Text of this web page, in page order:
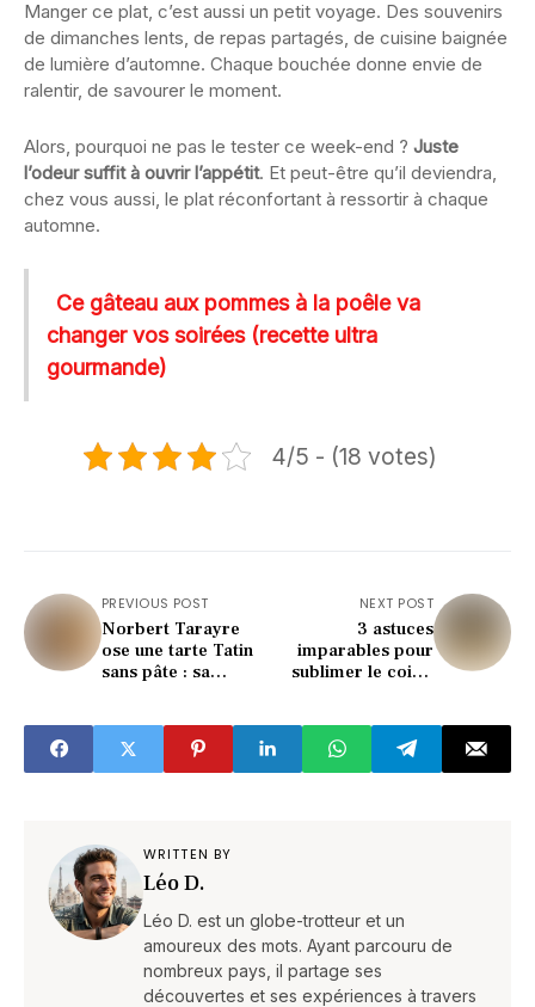
Manger ce plat, c’est aussi un petit voyage. Des souvenirs
de dimanches lents, de repas partagés, de cuisine baignée
de lumière d’automne. Chaque bouchée donne envie de
ralentir, de savourer le moment.
Alors, pourquoi ne pas le tester ce week-end ? Juste
l’odeur suffit à ouvrir l’appétit. Et peut-être qu’il deviendra,
chez vous aussi, le plat réconfortant à ressortir à chaque
automne.
Ce gâteau aux pommes à la poêle va
changer vos soirées (recette ultra
gourmande)
4/5 - (18 votes)
PREVIOUS POST
Norbert Tarayre
ose une tarte Tatin
sans pâte : sa
NEXT POST
3 astuces
imparables pour
sublimer le coing
WRITTEN BY
Léo D.
Léo D. est un globe-trotteur et un
amoureux des mots. Ayant parcouru de
nombreux pays, il partage ses
découvertes et ses expériences à travers